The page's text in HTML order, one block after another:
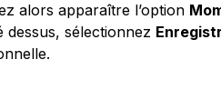
alors apparaître l’option
sélectionnez